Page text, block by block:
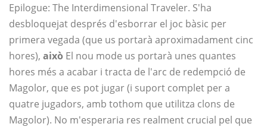
Epilogue: The Interdimensional Traveler. S'ha
desbloquejat després d'esborrar el joc bàsic per
primera vegada (que us portarà aproximadament cinc
hores), això El nou mode us portarà unes quantes
hores més a acabar i tracta de l'arc de redempció de
Magolor, que es pot jugar (i suport complet per a
quatre jugadors, amb tothom que utilitza clons de
Magolor). No m'esperaria res realment crucial pel que